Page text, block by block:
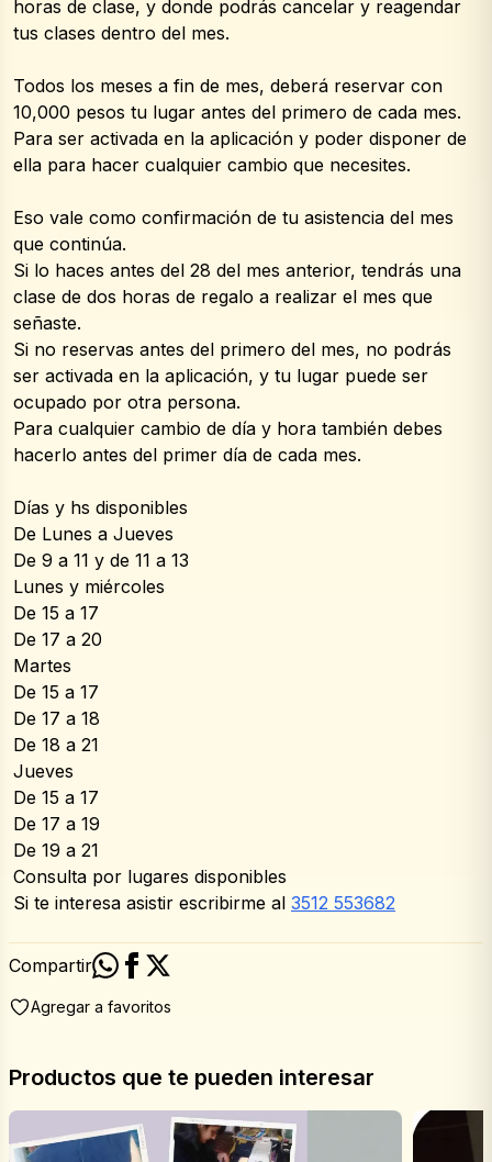
horas de clase, y donde podrás cancelar y reagendar
tus clases dentro del mes.
Todos los meses a fin de mes, deberá reservar con
10,000 pesos tu lugar antes del primero de cada mes.
Para ser activada en la aplicación y poder disponer de
ella para hacer cualquier cambio que necesites.
Eso vale como confirmación de tu asistencia del mes
que continúa.
Si lo haces antes del 28 del mes anterior, tendrás una
clase de dos horas de regalo a realizar el mes que
señaste.
Si no reservas antes del primero del mes, no podrás
ser activada en la aplicación, y tu lugar puede ser
ocupado por otra persona.
Para cualquier cambio de día y hora también debes
hacerlo antes del primer día de cada mes.
Días y hs disponibles
De Lunes a Jueves
De 9 a 11 y de 11 a 13
Lunes y miércoles
De 15 a 17
De 17 a 20
Martes
De 15 a 17
De 17 a 18
De 18 a 21
Jueves
De 15 a 17
De 17 a 19
De 19 a 21
Consulta por lugares disponibles
Si te interesa asistir escribirme al 3512 553682
Compartir
Agregar a favoritos
Productos que te pueden interesar